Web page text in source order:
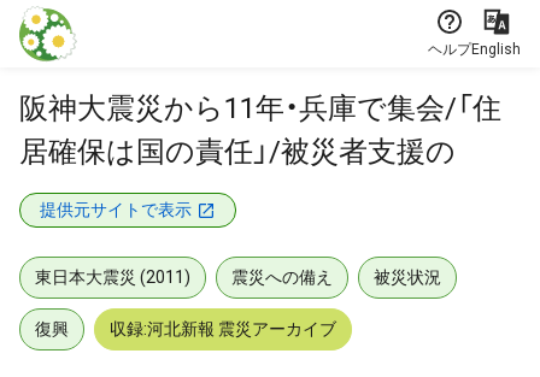
本文に飛ぶ
ヘルプEnglish
阪神大震災から11年・兵庫で集会/「住
居確保は国の責任」/被災者支援の
提供元サイトで表示
東日本大震災 (2011) 震災への備え 被災状況
復興 収録:河北新報 震災アーカイブ